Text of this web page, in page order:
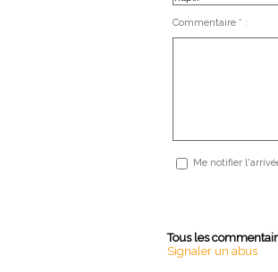
Commentaire * :
Me notifier
Tous les
Signaler un abus